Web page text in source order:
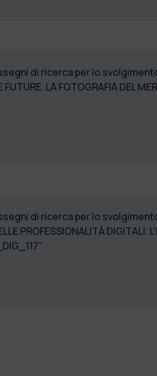
di ricerca per lo
LA FOTOGRAFIA DEL
di ricerca per lo
PROFESSIONALITÀ DIGITALI.